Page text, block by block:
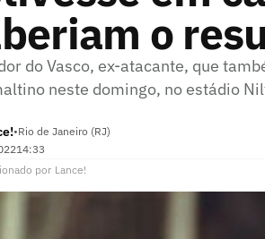
o
do Vasco, ex-atacante, que
neste domingo, no estádio
•Rio de Janeiro (RJ)
14:33
por Lance!